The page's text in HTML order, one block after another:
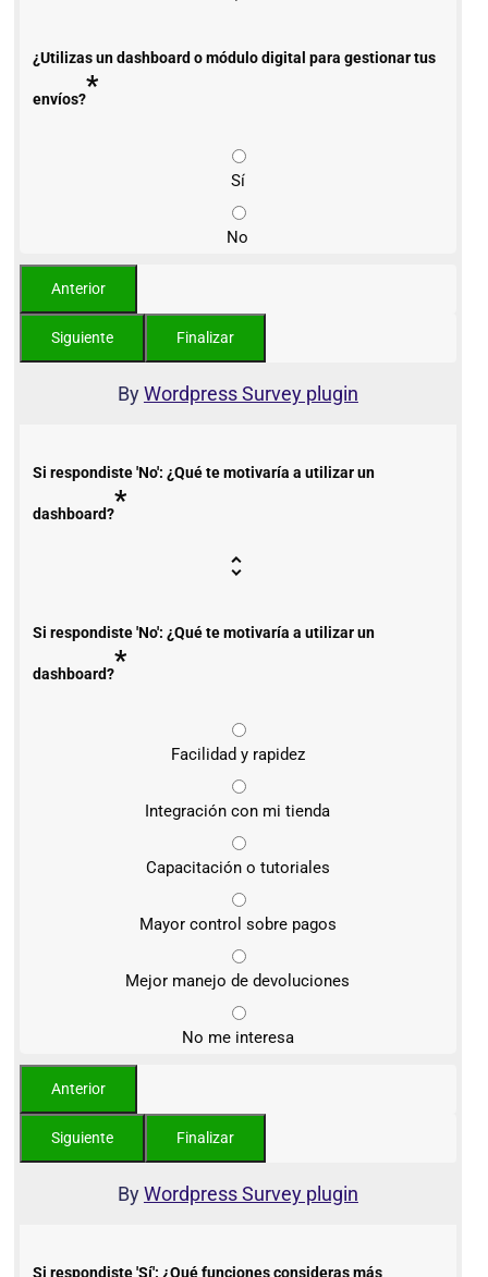
¿Utilizas un dashboard o módulo digital para gestionar tus
envíos?*
Sí
No
ByWordpress Survey plugin
Si respondiste 'No': ¿Qué te motivaría a utilizar un
dashboard?*
Si respondiste 'No': ¿Qué te motivaría a utilizar un
dashboard?*
Facilidad y rapidez
Integración con mi tienda
Capacitación o tutoriales
Mayor control sobre pagos
Mejor manejo de devoluciones
No me interesa
ByWordpress Survey plugin
Si respondiste 'Sí': ¿Qué funciones consideras más